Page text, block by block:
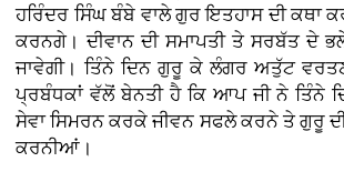
ਹਰਿੰਦਰ ਸਿੰਘ ਬੰਬੇ ਵਾਲੇ ਗੁਰ ਇਤਹਾਸ ਦੀ ਕਥਾ
ਕਰਨਗੇ। ਦੀਵਾਨ ਦੀ ਸਮਾਪਤੀ ਤੇ ਸਰਬੱਤ ਦੇ
ਜਾਵੇਗੀ। ਤਿੰਨੇ ਦਿਨ ਗੁਰੂ ਕੇ ਲੰਗਰ ਅਤੁੱਟ
ਪ੍ਰਬੰਧਕਾਂ ਵੱਲੋਂ ਬੇਨਤੀ ਹੈ ਕਿ ਆਪ ਜੀ ਨੇ ਤਿੰਨੇ
ਸੇਵਾ ਸਿਮਰਨ ਕਰਕੇ ਜੀਵਨ ਸਫਲੇ ਕਰਨੇ ਤੇ ਗੁਰੂ
ਕਰਨੀਆਂ।